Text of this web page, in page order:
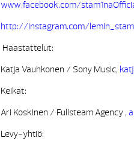
www.facebook.com/
http://instagram.com/
Haastattelut:
Katja Vauhkonen / Sony Music,
Keikat:
Ari Koskinen / Fullsteam Agency ,
Levy-yhtiö: